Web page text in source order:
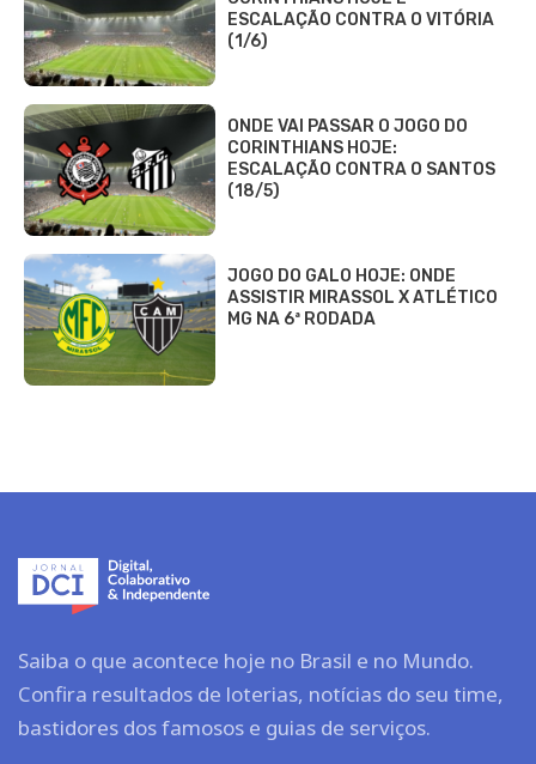
ESCALAÇÃO CONTRA O VITÓRIA
(1/6)
ONDE VAI PASSAR O JOGO DO
CORINTHIANS HOJE:
ESCALAÇÃO CONTRA O SANTOS
(18/5)
JOGO DO GALO HOJE: ONDE
ASSISTIR MIRASSOL X ATLÉTICO
MG NA 6ª RODADA
Saiba o que acontece hoje no Brasil e no Mundo.
Confira resultados de loterias, notícias do seu time,
bastidores dos famosos e guias de serviços.